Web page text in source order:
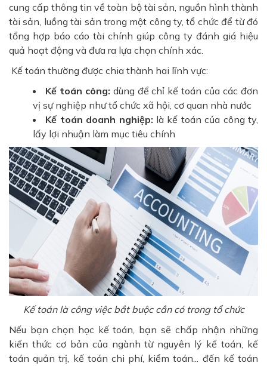
cung cấp thông tin về toàn bộ tài sản, nguồn hình thành
tài sản, luồng tài sản trong một công ty, tổ chức để từ đó
tổng hợp báo cáo tài chính giúp công ty đánh giá hiệu
quả hoạt động và đưa ra lựa chọn chính xác.
Kế toán thường được chia thành hai lĩnh vực:
Kế toán công: dùng để chỉ kế toán của các đơn
vị sự nghiệp như tổ chức xã hội, cơ quan nhà nước
Kế toán doanh nghiệp: là kế toán của công ty,
lấy lợi nhuận làm mục tiêu chính
Kế toán là công việc bắt buộc cần có trong tổ chức
Nếu bạn chọn học kế toán, bạn sẽ chấp nhận những
kiến ​​thức cơ bản của ngành từ nguyên lý kế toán, kế
toán quản trị, kế toán chi phí, kiểm toán... đến kế toán